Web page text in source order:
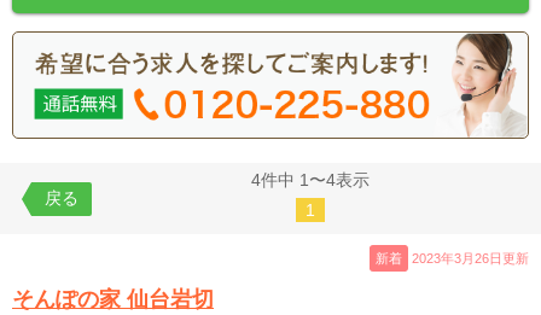
4件中 1〜4表示
1
戻る
新着 2023年3月26日更新
そんぽの家 仙台岩切